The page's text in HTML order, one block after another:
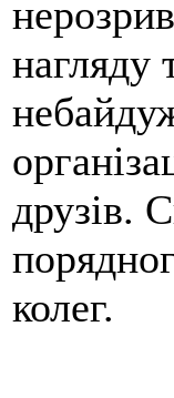
нагляду
друзів.
колег.